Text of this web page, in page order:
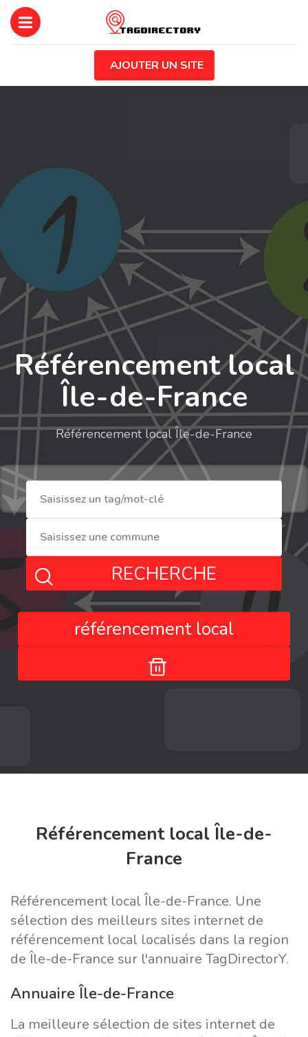
AJOUTER UN SITE
Référencement local
Île-de-France
Référencement local Île-de-France
RECHERCHE
référencement local
Référencement local Île-de-
France
Référencement local Île-de-France. Une
sélection des meilleurs sites internet de
référencement local localisés dans la region
de Île-de-France sur l'annuaire TagDirectorY.
Annuaire Île-de-France
La meilleure sélection de sites internet de